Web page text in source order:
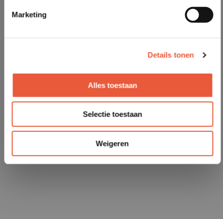
Marketing
Details tonen
Alles toestaan
Selectie toestaan
Weigeren